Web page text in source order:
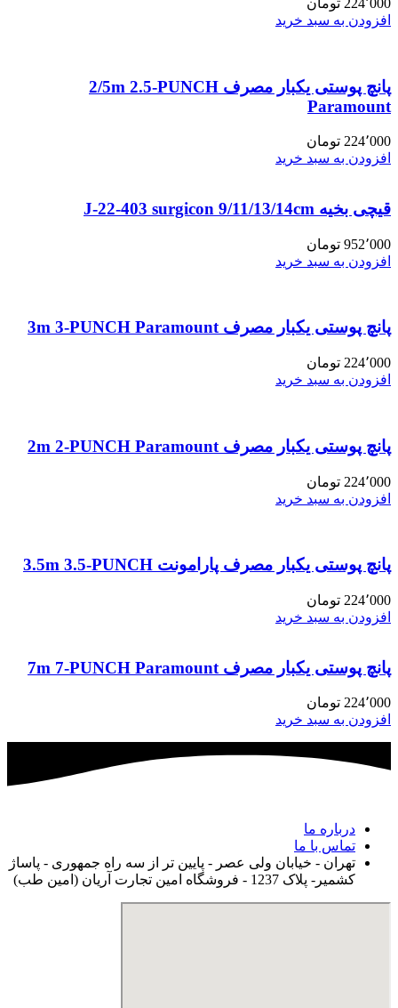
افزودن به سبد خرید
پانچ پوستی یکبار مصرف 2/5m 2.5-PUNCH
Paramount
224٬000 تومان
افزودن به سبد خرید
قیچی بخیه J-22-403 surgicon 9/11/13/14cm
952٬000 تومان
افزودن به سبد خرید
پانچ پوستی یکبار مصرف 3m 3-PUNCH Paramount
224٬000 تومان
افزودن به سبد خرید
پانچ پوستی یکبار مصرف 2m 2-PUNCH Paramount
224٬000 تومان
افزودن به سبد خرید
پانچ پوستی یکبار مصرف پارامونت 3.5m 3.5-PUNCH
224٬000 تومان
افزودن به سبد خرید
پانچ پوستی یکبار مصرف 7m 7-PUNCH Paramount
224٬000 تومان
افزودن به سبد خرید
درباره ما
تماس با ما
تهران - خیابان ولی عصر - پایین تر از سه راه جمهوری - پاساژ
کشمیر- پلاک 1237 - فروشگاه امین تجارت آریان (امین طب)